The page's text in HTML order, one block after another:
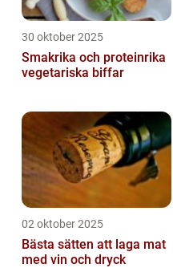
30 oktober 2025
Smakrika och proteinrika
vegetariska biffar
02 oktober 2025
Bästa sätten att laga mat
med vin och dryck